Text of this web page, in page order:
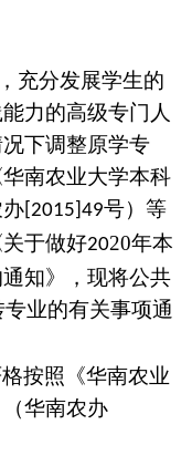
充分发展学生的
力的高级专门人
下调整原学专
南农业大学本科
[2015]49号）等
于做好2020年本
知》，现将公共
业的有关事项通
按照《华南农业
华南农办